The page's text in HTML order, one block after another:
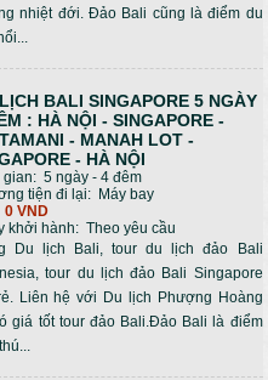
nhiệt đới. Đảo Bali cũng là điểm du
BALI SINGAPORE 5 NGÀY
: HÀ NỘI - SINGAPORE -
- MANAH LOT -
- HÀ NỘI
gian: 5 ngày - 4 đêm
tiện đi lại: Máy bay
0 VND
khởi hành: Theo yêu cầu
Du lịch Bali, tour du lịch đảo Bali
tour du lịch đảo Bali Singapore
Liên hệ với Du lịch Phượng Hoàng
giá tốt tour đảo Bali.Đảo Bali là điểm